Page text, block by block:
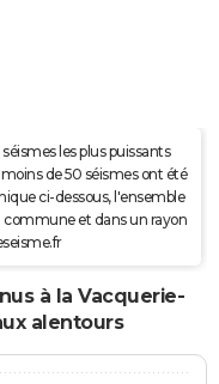
les plus puissants
de 50 séismes ont été
ci-dessous, l'ensemble
commune et dans un rayon
à la Vacquerie-
alentours